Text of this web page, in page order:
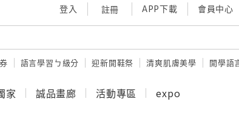
登入 註冊 APP下載 會員中心
語言學習ㄅ級分 迎新開鞋祭 清爽肌膚美學 開學語
家 誠品畫廊 活動專區 expo